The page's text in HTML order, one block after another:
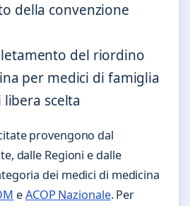
della convenzione
del riordino
per medici di famiglia
scelta
provengono dal
dalle Regioni e dalle
dei medici di medicina
eACOP Nazionale. Per